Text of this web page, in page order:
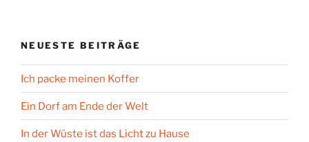
NEUESTE BEITRÄGE
Ich packe meinen Koffer
Ein Dorf am Ende der Welt
In der Wüste ist das Licht zu Hause